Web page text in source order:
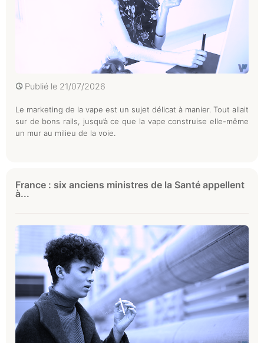
Publié le 21/07/2026
Le marketing de la vape est un sujet délicat à manier. Tout allait
sur de bons rails, jusqu’à ce que la vape construise elle-même
un mur au milieu de la voie.
France : six anciens ministres de la Santé appellent
à...